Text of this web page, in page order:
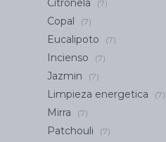
Citronela (7)
Copal (7)
Eucalipoto (7)
Incienso (7)
Jazmin (7)
Limpieza energetica (7)
Mirra (7)
Patchouli (7)